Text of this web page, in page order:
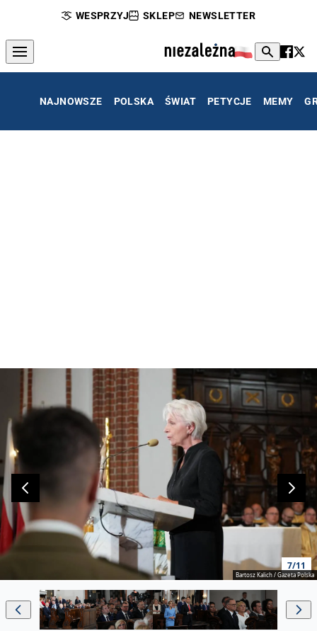
WESPRZYJ SKLEP NEWSLETTER
NAJNOWSZE POLSKA ŚWIAT PETYCJE MEMY
7/11
Bartosz Kalich / Gazeta Polska